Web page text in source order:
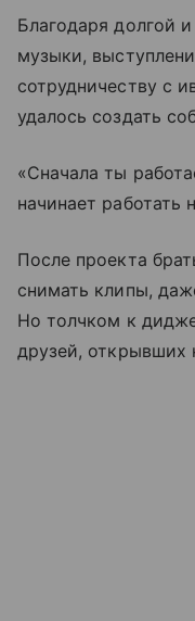
Благодаря долгой
музыки,
сотрудничеству с
удалось создать
«Сначала ты
начинает
После проекта
снимать клипы,
Но толчком к
друзей, открывших